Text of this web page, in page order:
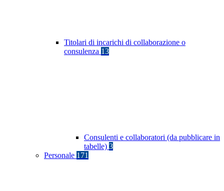
Titolari di incarichi di collaborazione o
consulenza 13
Consulenti e collaboratori (da pubblicare in
tabelle) 3
Personale 171